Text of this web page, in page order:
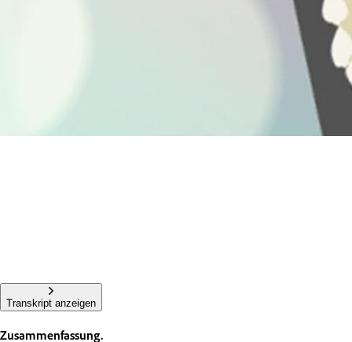
Transkript anzeigen
Zusammenfassung.